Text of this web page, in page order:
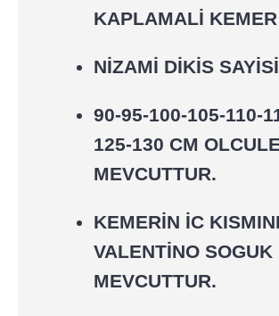
KAPLAMALİ
NİZAMİ DİKİS
90-95-100-105-110-
125-130 CM
MEVCUTTUR.
KEMERİN İC
VALENTİNO SOGUK
MEVCUTTUR.